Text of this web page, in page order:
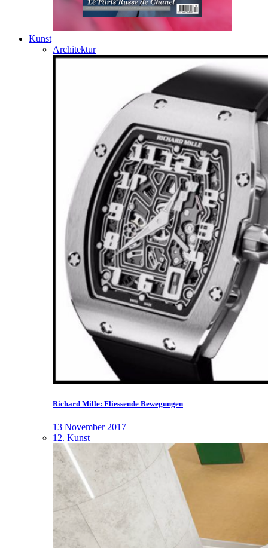
Kunst
Architektur
Richard Mille: Fliessende Bewegungen
13 November 2017
12. Kunst